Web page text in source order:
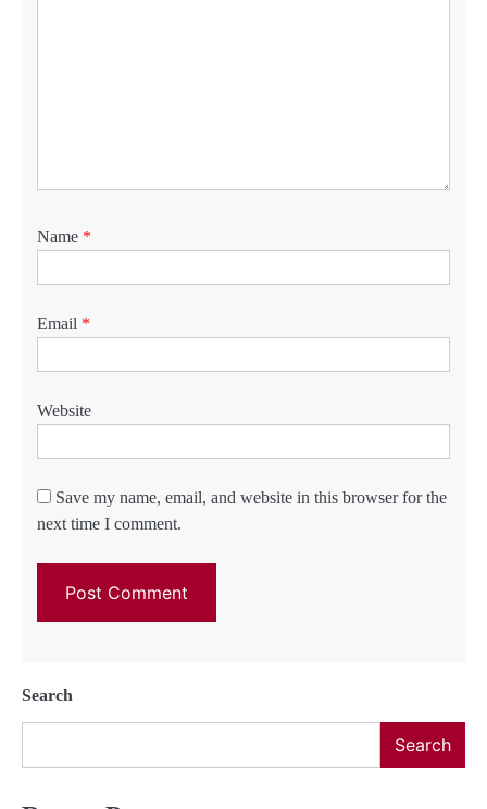
Name *
Email *
Website
Save my name, email, and website in this browser for the
next time I comment.
Search
Search